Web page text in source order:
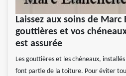
Laissez aux soins de
gouttières et vos
est assurée
Les gouttières et les chéneaux,
font partie de la toiture. Pour éviter